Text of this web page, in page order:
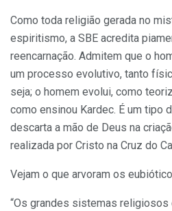
Como toda religião gerada no
espiritismo, a SBE acredita
reencarnação. Admitem que o
um processo evolutivo, tanto
seja; o homem evolui, como
como ensinou Kardec. É um tipo
descarta a mão de Deus na
realizada por Cristo na Cruz do
Vejam o que arvoram os
“Os grandes sistemas